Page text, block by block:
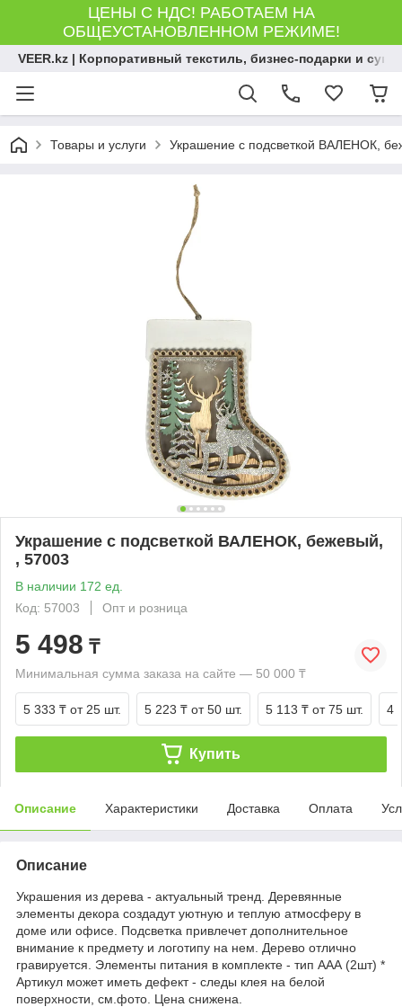
ЦЕНЫ С НДС! РАБОТАЕМ НА
ОБЩЕУСТАНОВЛЕННОМ РЕЖИМЕ!
VEER.kz | Корпоративный текстиль, бизнес-подарки и
Товары и услуги Украшение с подсветкой ВАЛЕНОК,
Украшение с подсветкой ВАЛЕНОК, бежевый,
, 57003
В наличии 172 ед.
Код: 57003
Опт и розница
5 498 ₸
Минимальная сумма заказа на сайте — 50 000 ₸
5 333 ₸ от 25 шт. 5 223 ₸ от 50 шт. 5 113 ₸ от 75 шт. 4
Купить
Описание Характеристики Доставка Оплата
Описание
Украшения из дерева - актуальный тренд. Деревянные
элементы декора создадут уютную и теплую атмосферу в
доме или офисе. Подсветка привлечет дополнительное
внимание к предмету и логотипу на нем. Дерево отлично
гравируется. Элементы питания в комплекте - тип ААА (2шт) *
Артикул может иметь дефект - следы клея на белой
поверхности, см.фото. Цена снижена.